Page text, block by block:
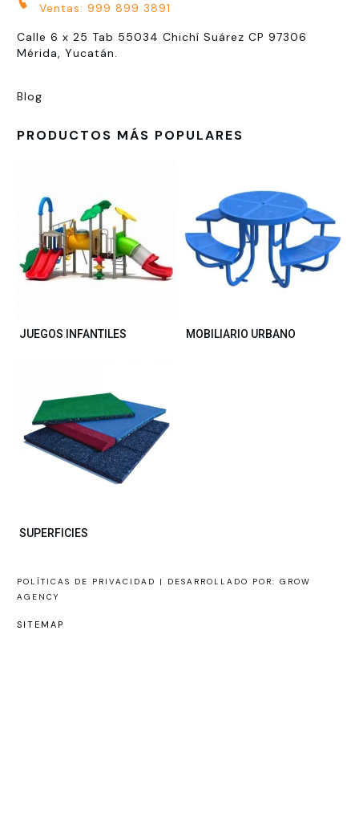
Ventas: 999 899 3891
Calle 6 x 25 Tab 55034 Chichí Suárez CP 97306
Mérida, Yucatán.
Blog
PRODUCTOS MÁS POPULARES
JUEGOS INFANTILES MOBILIARIO URBANO
SUPERFICIES
POLÍTICAS DE PRIVACIDAD |
DESARROLLADO POR: GROW
AGENCY
SITEMAP